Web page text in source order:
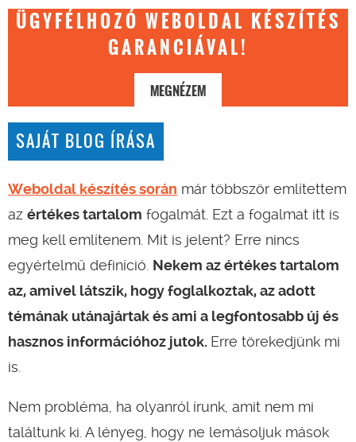
ÜGYFÉLHOZÓ WEBOLDAL KÉSZÍTÉS
GARANCIÁVAL!
MEGNÉZEM
SAJÁT BLOG ÍRÁSA
Weboldal készítés során már többször említettem
az értékes tartalom fogalmát. Ezt a fogalmat itt is
meg kell említenem. Mit is jelent? Erre nincs
egyértelmű definíció. Nekem az értékes tartalom
az, amivel látszik, hogy foglalkoztak, az adott
témának utánajártak és ami a legfontosabb új és
hasznos információhoz jutok. Erre törekedjünk mi
is.
Nem probléma, ha olyanról írunk, amit nem mi
találtunk ki. A lényeg, hogy ne lemásoljuk mások